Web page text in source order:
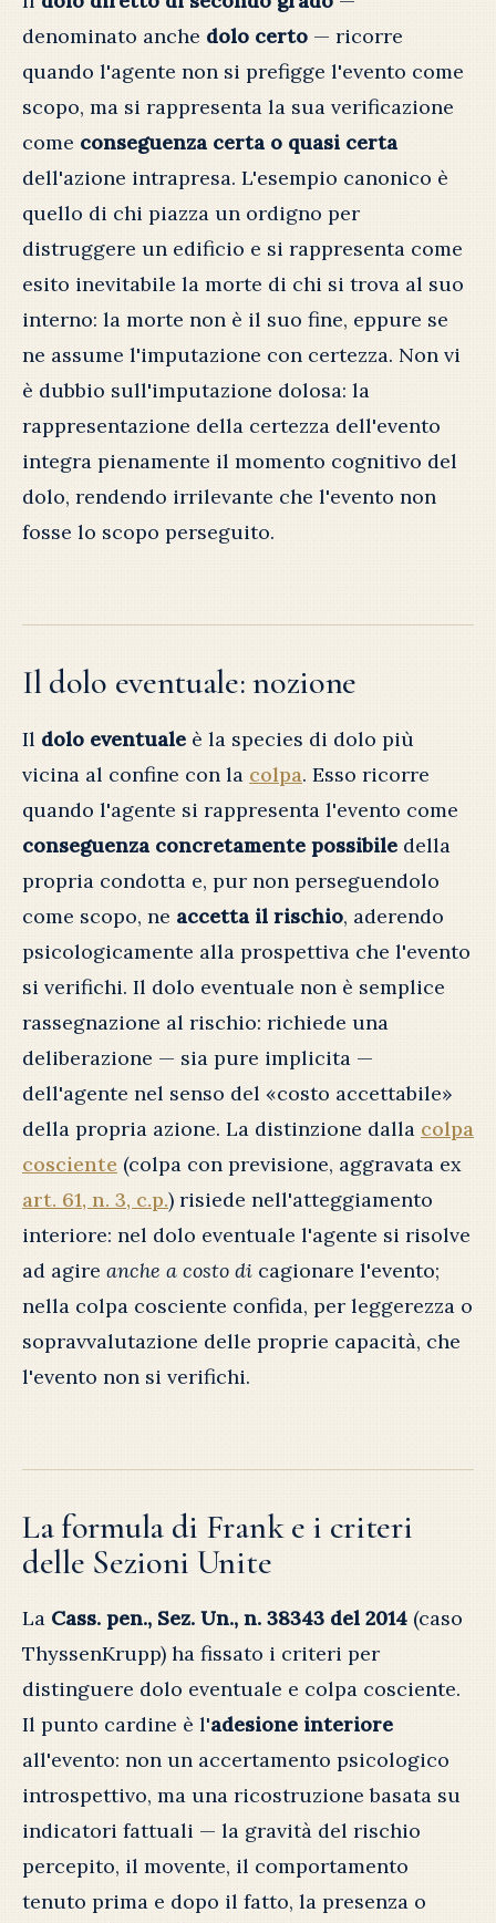
denominato anche dolo certo — ricorre
quando l'agente non si prefigge l'evento come
scopo, ma si rappresenta la sua verificazione
come conseguenza certa o quasi certa
dell'azione intrapresa. L'esempio canonico è
quello di chi piazza un ordigno per
distruggere un edificio e si rappresenta come
esito inevitabile la morte di chi si trova al suo
interno: la morte non è il suo fine, eppure se
ne assume l'imputazione con certezza. Non vi
è dubbio sull'imputazione dolosa: la
rappresentazione della certezza dell'evento
integra pienamente il momento cognitivo del
dolo, rendendo irrilevante che l'evento non
fosse lo scopo perseguito.
Il dolo eventuale: nozione
Il dolo eventuale è la species di dolo più
vicina al confine con la colpa. Esso ricorre
quando l'agente si rappresenta l'evento come
conseguenza concretamente possibile della
propria condotta e, pur non perseguendolo
come scopo, ne accetta il rischio, aderendo
psicologicamente alla prospettiva che l'evento
si verifichi. Il dolo eventuale non è semplice
rassegnazione al rischio: richiede una
deliberazione — sia pure implicita —
dell'agente nel senso del «costo accettabile»
della propria azione. La distinzione dalla colpa
cosciente (colpa con previsione, aggravata ex
art. 61, n. 3, c.p.) risiede nell'atteggiamento
interiore: nel dolo eventuale l'agente si risolve
ad agire anche a costo di cagionare l'evento;
nella colpa cosciente confida, per leggerezza o
sopravvalutazione delle proprie capacità, che
l'evento non si verifichi.
La formula di Frank e i criteri
delle Sezioni Unite
La Cass. pen., Sez. Un., n. 38343 del 2014 (caso
ThyssenKrupp) ha fissato i criteri per
distinguere dolo eventuale e colpa cosciente.
Il punto cardine è l'adesione interiore
all'evento: non un accertamento psicologico
introspettivo, ma una ricostruzione basata su
indicatori fattuali — la gravità del rischio
percepito, il movente, il comportamento
tenuto prima e dopo il fatto, la presenza o